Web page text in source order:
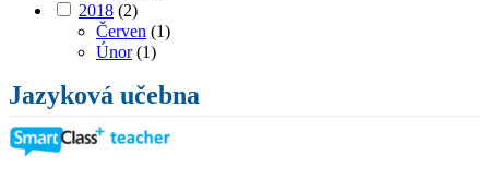
2018 (2)
Červen (1)
Únor(1)
Jazyková učebna